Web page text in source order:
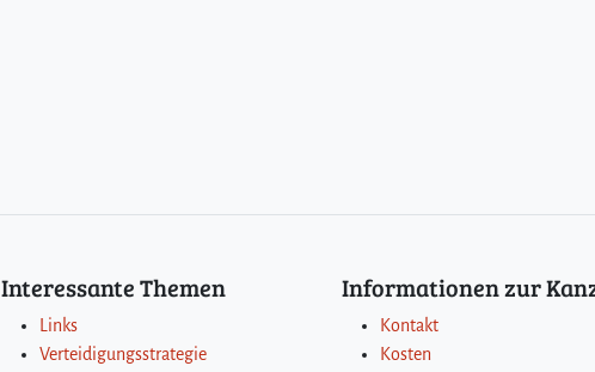
Interessante Themen
Links
Verteidigungsstrategie
Informationen zur
Kontakt
Kosten